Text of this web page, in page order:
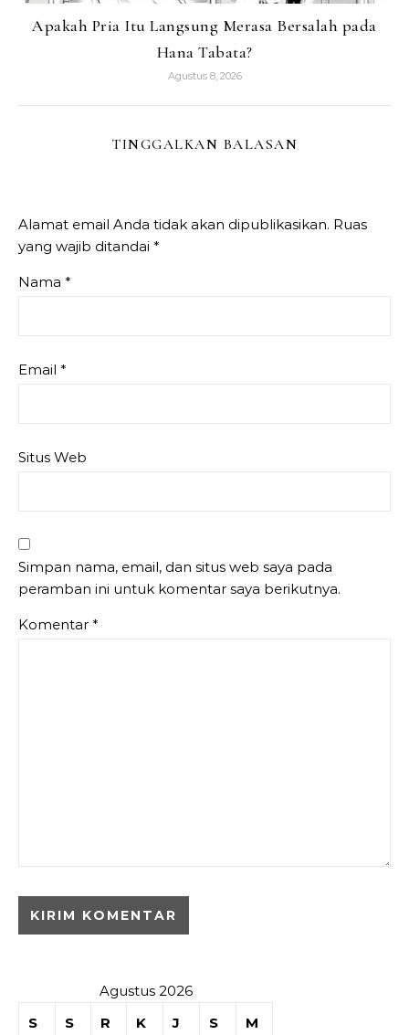
Apakah Pria Itu Langsung Merasa Bersalah pada
Hana Tabata?
Agustus 8, 2026
TINGGALKAN BALASAN
Alamat email Anda tidak akan dipublikasikan. Ruas
yang wajib ditandai *
Nama *
Email *
Situs Web
Simpan nama, email, dan situs web saya pada
peramban ini untuk komentar saya berikutnya.
Komentar *
Agustus 2026
S
S R K J S M